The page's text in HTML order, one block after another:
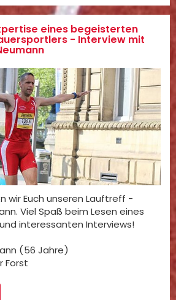
eines begeisterten
- Interview mit
wir Euch unseren Lauftreff -
Viel Spaß beim Lesen eines
interessanten Interviews!
(56 Jahre)
Forst